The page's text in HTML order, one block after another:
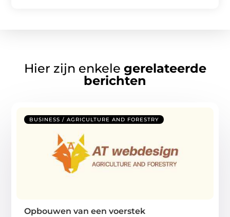
Hier zijn enkele gerelateerde
berichten
BUSINESS / AGRICULTURE AND FORESTRY
Opbouwen van een voerstek